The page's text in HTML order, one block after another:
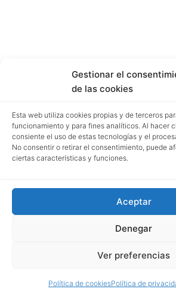
Gestionar el
de las cookies
Esta web utiliza cookies propias y de terceros
funcionamiento y para fines analíticos. Al hacer
consiente el uso de estas tecnologías y el
No consentir o retirar el consentimiento, puede
ciertas características y funciones.
Aceptar
Denegar
Ver preferencias
Política de cookiesPolítica de